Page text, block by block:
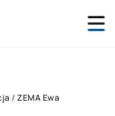
/ ZEMA Ewa